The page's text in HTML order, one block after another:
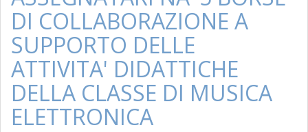
DI COLLABORAZIONE A
SUPPORTO DELLE
ATTIVITA' DIDATTICHE
DELLA CLASSE DI MUSICA
ELETTRONICA